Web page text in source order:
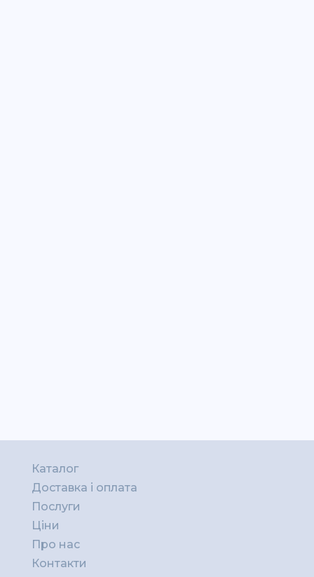
Каталог
Доставка і оплата
Послуги
Ціни
Про нас
Контакти